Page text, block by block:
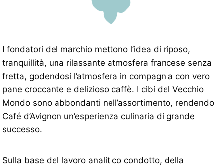
I fondatori del marchio mettono l’idea di riposo,
tranquillità, una rilassante atmosfera francese senza
fretta, godendosi l’atmosfera in compagnia con vero
pane croccante e delizioso caffè. I cibi del Vecchio
Mondo sono abbondanti nell’assortimento, rendendo
Café d’Avignon un’esperienza culinaria di grande
successo.
Sulla base del lavoro analitico condotto, della